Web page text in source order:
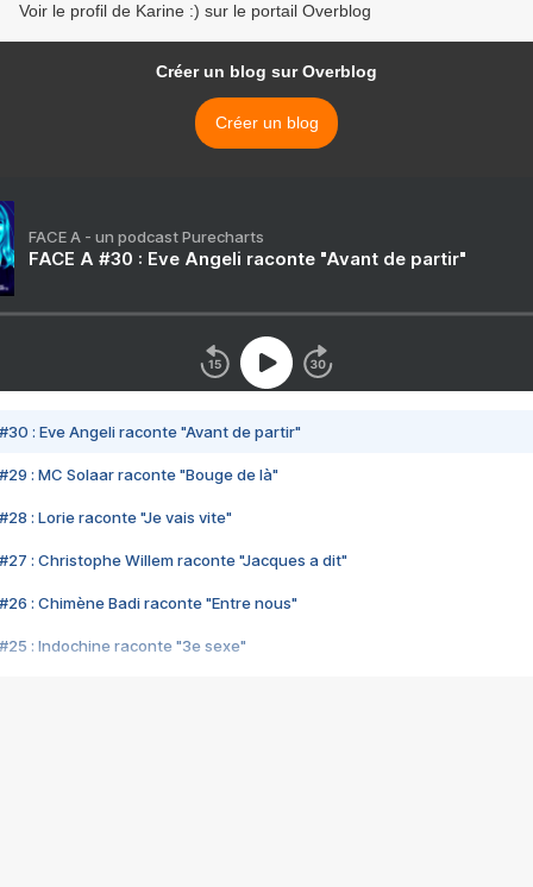
Voir le profil de Karine :) sur le portail Overblog
Créer un blog sur Overblog
Créer un blog
FACE A - un podcast Purecharts
FACE A #30 : Eve Angeli raconte "Avant de partir"
#30 : Eve Angeli raconte "Avant de partir"
#29 : MC Solaar raconte "Bouge de là"
#28 : Lorie raconte "Je vais vite"
#27 : Christophe Willem raconte "Jacques a dit"
#26 : Chimène Badi raconte "Entre nous"
#25 : Indochine raconte "3e sexe"